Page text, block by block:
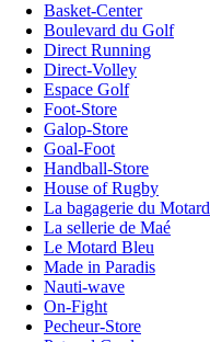
Basket-Center
Boulevard du Golf
Direct Running
Direct-Volley
Espace Golf
Foot-Store
Galop-Store
Goal-Foot
Handball-Store
House of Rugby
La bagagerie du Motard
La sellerie de Maé
Le Motard Bleu
Made in Paradis
Nauti-wave
On-Fight
Pecheur-Store